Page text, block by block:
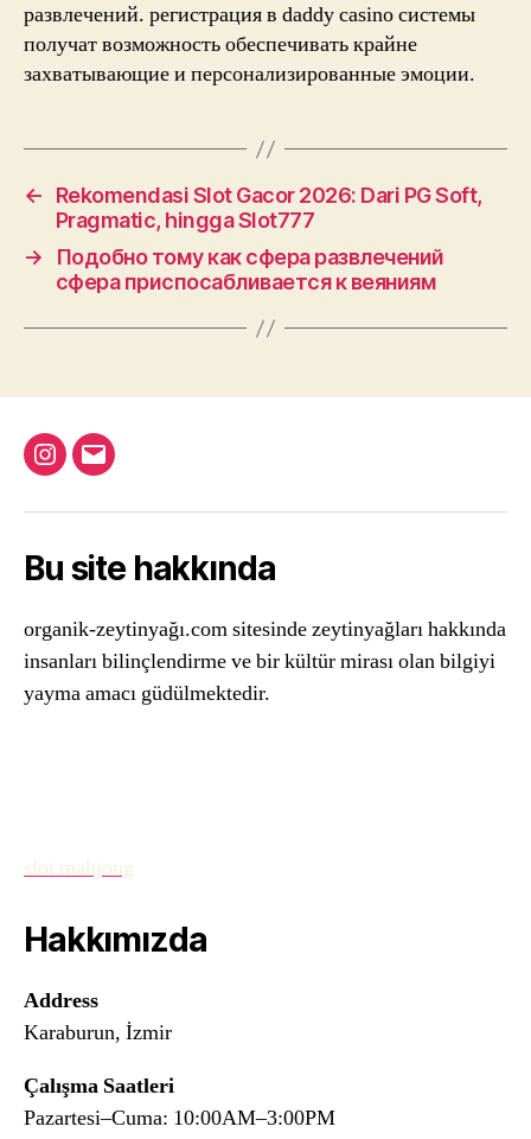
развлечений. регистрация в daddy casino системы
получат возможность обеспечивать крайне
захватывающие и персонализированные эмоции.
←
Rekomendasi Slot Gacor 2026: Dari PG Soft,
Pragmatic, hingga Slot777
→
Подобно тому как сфера развлечений
сфера приспосабливается к веяниям
Instagram
Email
Bu site hakkında
organik-zeytinyağı.com sitesinde zeytinyağları hakkında
insanları bilinçlendirme ve bir kültür mirası olan bilgiyi
yayma amacı güdülmektedir.
slot mahjong
Hakkımızda
Address
Karaburun, İzmir
Çalışma Saatleri
Pazartesi–Cuma: 10:00AM–3:00PM